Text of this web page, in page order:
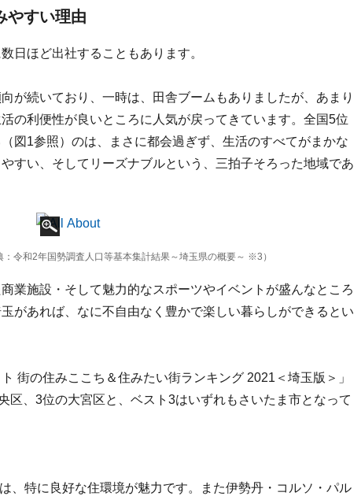
やすい理由
日ほど出社することもあります。
が続いており、一時は、田舎ブームもありましたが、あまり
の利便性が良いところに人気が戻ってきています。全国5位
図1参照）のは、まさに都会過ぎず、生活のすべてがまかな
すい、そしてリーズナブルという、三拍子そろった地域であ
令和2年国勢調査人口等基本集計結果～埼玉県の概要～ ※3）
業施設・そして魅力的なスポーツやイベントが盛んなところ
があれば、なに不自由なく豊かで楽しい暮らしができるとい
街の住みここち＆住みたい街ランキング 2021＜埼玉版＞」
区、3位の大宮区と、ベスト3はいずれもさいたま市となって
、特に良好な住環境が魅力です。また伊勢丹・コルソ・パル